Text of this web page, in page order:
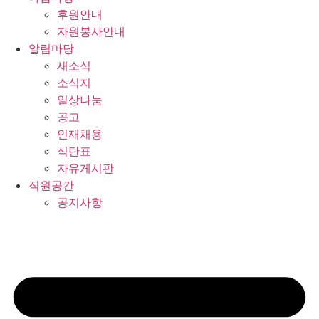
후원안내
자원봉사안내
알림마당
새소식
소식지
일상나눔
공고
인재채용
식단표
자유게시판
직원공간
공지사항